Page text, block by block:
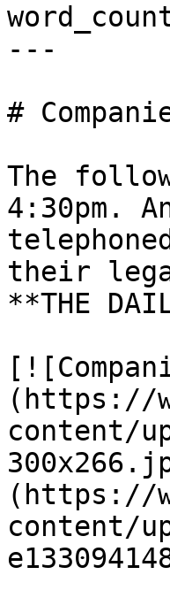
---
#
The
4:30pm.
their
**THE
(https://
content/
(https://
content/